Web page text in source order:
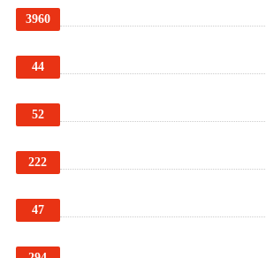
3960
44
52
222
47